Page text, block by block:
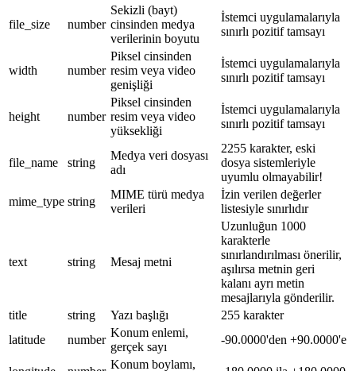
file_size number
Sekizli (bayt)
cinsinden medya
verilerinin boyutu
İstemci uygulamalarıyla
sınırlı pozitif tamsayı
width number
Piksel cinsinden
resim veya video
genişliği
İstemci uygulamalarıyla
sınırlı pozitif tamsayı
height number
Piksel cinsinden
resim veya video
yüksekliği
İstemci uygulamalarıyla
sınırlı pozitif tamsayı
file_name string
Medya veri dosyası
adı
2255 karakter, eski
dosya sistemleriyle
uyumlu olmayabilir!
mime_type string
MIME türü medya
verileri
İzin verilen değerler
listesiyle sınırlıdır
text string Mesaj metni
Uzunluğun 1000
karakterle
sınırlandırılması önerilir,
aşılırsa metnin geri
kalanı ayrı metin
mesajlarıyla gönderilir.
title
string Yazı başlığı
255 karakter
latitude
number
Konum enlemi,
gerçek sayı
-90.0000'den +90.0000'e
Konum boylamı,